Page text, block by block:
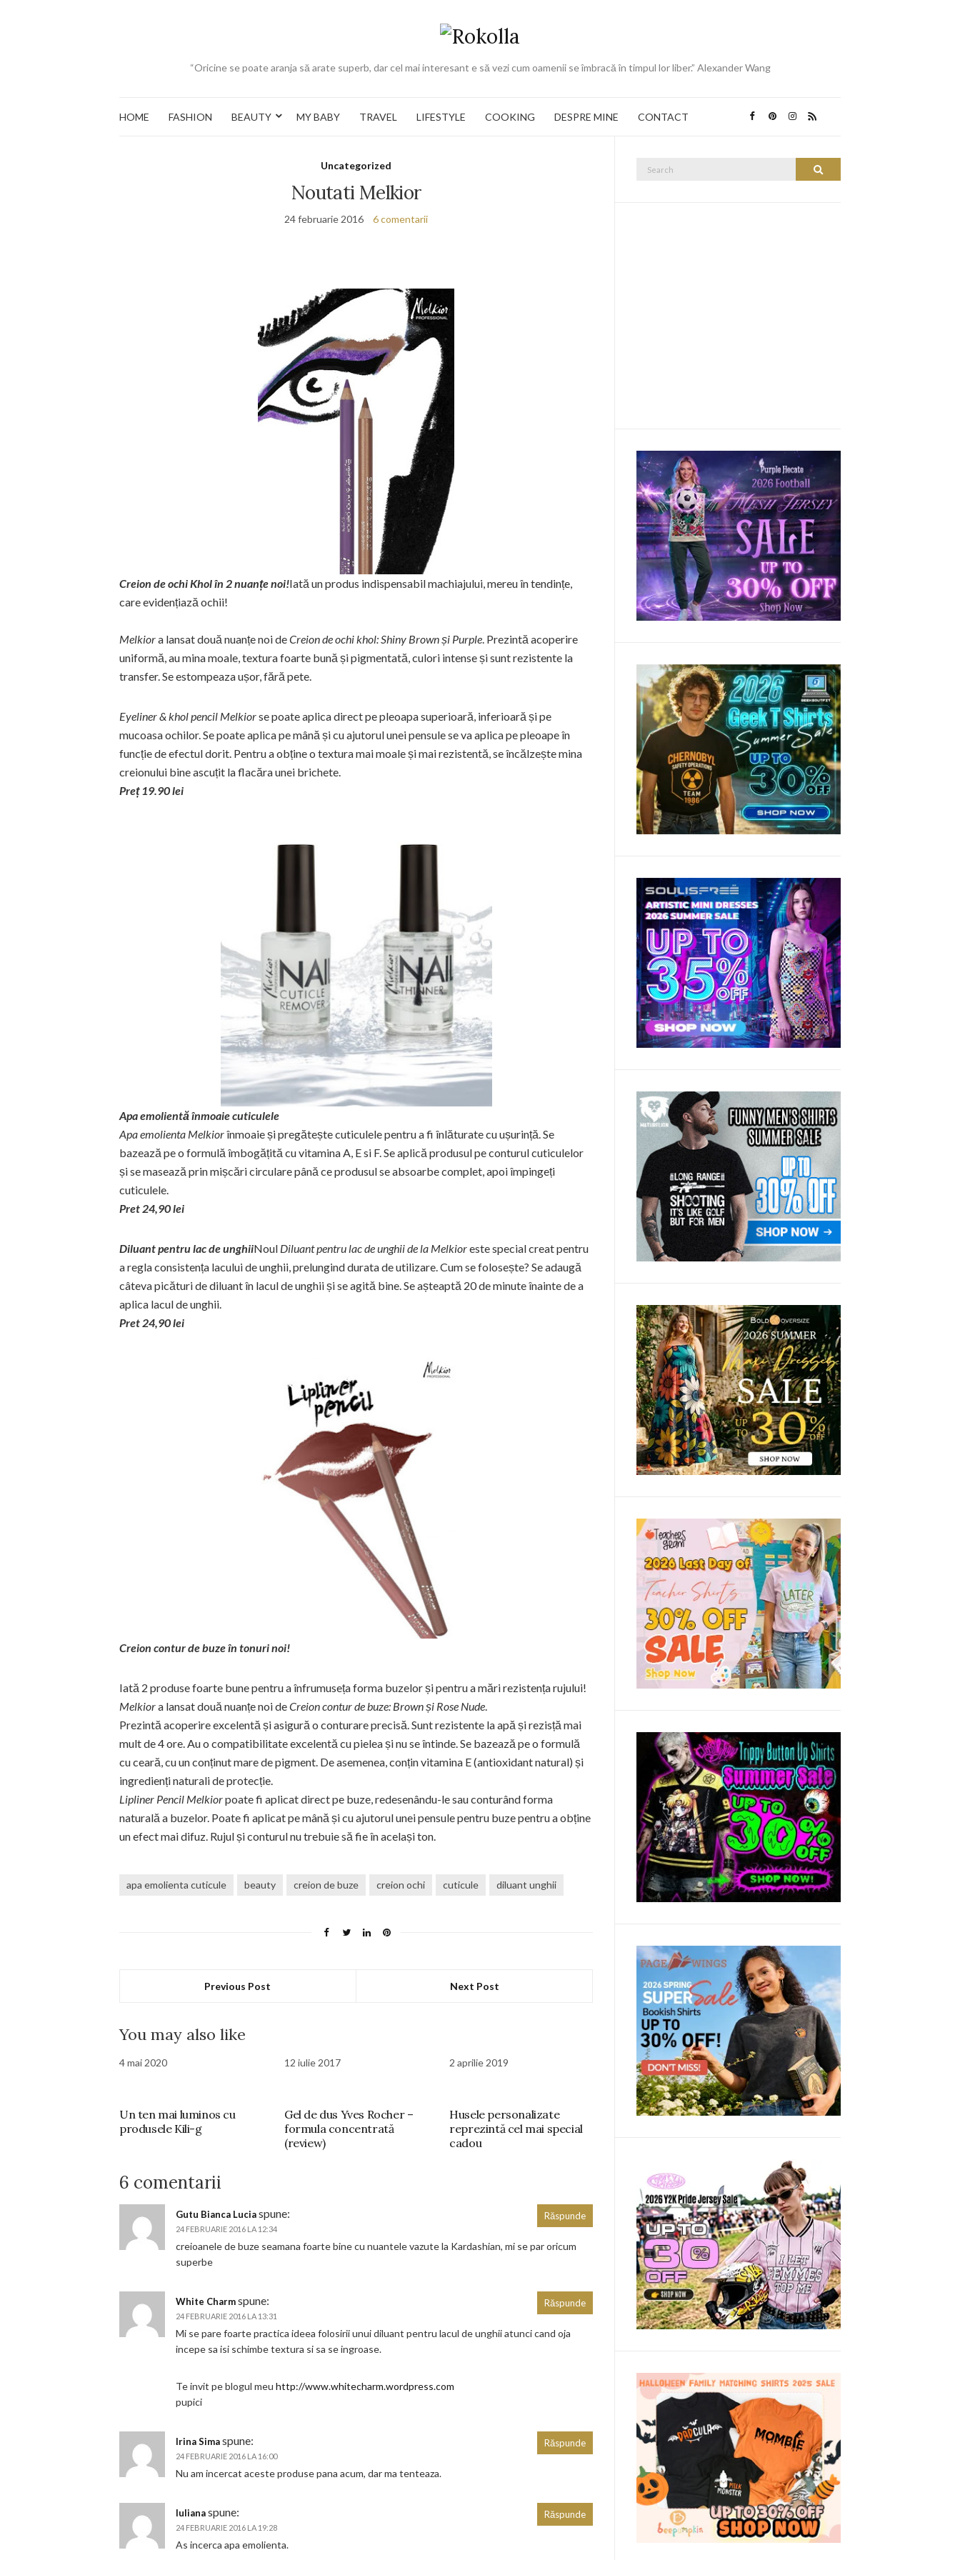
“Oricine se poate aranja să arate superb, dar cel mai interesant e să vezi cum oamenii se îmbracă în timpul lor liber.” Alexander Wang
HOME FASHION BEAUTY MY BABY TRAVEL LIFESTYLE COOKING DESPRE MINE CONTACT
Uncategorized
Noutati Melkior
24 februarie 2016 6 comentarii
Creion de ochi Khol în 2 nuanțe noi!Iată un produs indispensabil machiajului, mereu în tendințe,
care evidențiază ochii!
Melkiora lansat două nuanțe noi deCreion de ochi khol: Shiny Brown și Purple. Prezintă acoperire
uniformă, au mina moale, textura foarte bună și pigmentată, culori intense și sunt rezistente la
transfer. Se estompeaza ușor, fără pete.
Eyeliner & khol pencil Melkiorse poate aplica direct pe pleoapa superioară, inferioară și pe
mucoasa ochilor. Se poate aplica pe mână și cu ajutorul unei pensule se va aplica pe pleoape în
funcție de efectul dorit. Pentru a obține o textura mai moale și mai rezistentă, se încălzește mina
creionului bine ascuțit la flacăra unei brichete.
Preț 19.90 lei
Apa emolientă înmoaie cuticulele
Apa emolienta Melkiorînmoaie și pregătește cuticulele pentru a fi înlăturate cu ușurință. Se
bazează pe o formulă îmbogățită cu vitamina A, E si F. Se aplică produsul pe conturul cuticulelor
și se masează prin mișcări circulare până ce produsul se absoarbe complet, apoi împingeți
cuticulele.
Pret 24,90 lei
Diluant pentru lac de unghiiNoul Diluant pentru lac de unghii de la Melkioreste special creat pentru
a regla consistența lacului de unghii, prelungind durata de utilizare. Cum se folosește? Se adaugă
câteva picături de diluant în lacul de unghii și se agită bine. Se așteaptă 20 de minute înainte de a
aplica lacul de unghii.
Pret 24,90 lei
Creion contur de buze în tonuri noi!
Iată 2 produse foarte bune pentru a înfrumuseța forma buzelor și pentru a mări rezistența rujului!
Melkiora lansat două nuanțe noi deCreion contur de buze: Brown și Rose Nude
Prezintă acoperire excelentă și asigură o conturare precisă. Sunt rezistente la apă și rezisță mai
mult de 4 ore. Au o compatibilitate excelentă cu pielea și nu se întinde. Se bazează pe o formulă
cu ceară, cu un conținut mare de pigment. De asemenea, conțin vitamina E (antioxidant natural) și
ingredienți naturali de protecție.
Lipliner Pencil Melkiorpoate fi aplicat direct pe buze, redesenându-le sau conturând forma
naturală a buzelor. Poate fi aplicat pe mână și cu ajutorul unei pensule pentru buze pentru a obține
un efect mai difuz. Rujul și conturul nu trebuie să fie în același ton.
apa emolienta cuticule beauty creion de buze creion ochi cuticule diluant unghii
Previous Post Next Post
You may also like
4 mai 2020
Un ten mai luminos cu
produsele Kili-g
12 iulie 2017
Gel de dus Yves Rocher –
formula concentrată
(review)
2 aprilie 2019
Husele personalizate
reprezintă cel mai special
cadou
6 comentarii
Gutu Bianca Luciaspune:
24 FEBRUARIE 2016 LA 12:34
creioanele de buze seamana foarte bine cu nuantele vazute la Kardashian, mi se par oricum
superbe
Răspunde
White Charmspune:
24 FEBRUARIE 2016 LA 13:31
Mi se pare foarte practica ideea folosirii unui diluant pentru lacul de unghii atunci cand oja
incepe sa isi schimbe textura si sa se ingroase.
Te invit pe blogul meu http://www.whitecharm.wordpress.com
pupici
Răspunde
Irina Simaspune:
24 FEBRUARIE 2016 LA 16:00
Nu am incercat aceste produse pana acum, dar ma tenteaza.
Răspunde
Iulianaspune:
24 FEBRUARIE 2016 LA 19:28
As incerca apa emolienta.
Răspunde
Search